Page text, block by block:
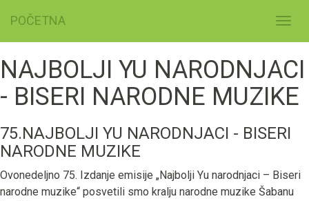
POČETNA
NAJBOLJI YU NARODNJACI
- BISERI NARODNE MUZIKE
75.NAJBOLJI YU NARODNJACI - BISERI
NARODNE MUZIKE
Ovonedeljno 75. Izdanje emisije „Najbolji Yu narodnjaci – Biseri
narodne muzike“ posvetili smo kralju narodne muzike Šabanu